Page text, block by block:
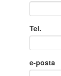
Tel.
e-posta